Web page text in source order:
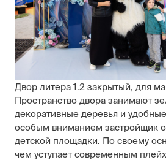
Двор литера 1.2 закрытый, для
Пространство двора занимают
декоративные деревья и
особым вниманием застройщик
детской площадки. По своему
чем уступает современным